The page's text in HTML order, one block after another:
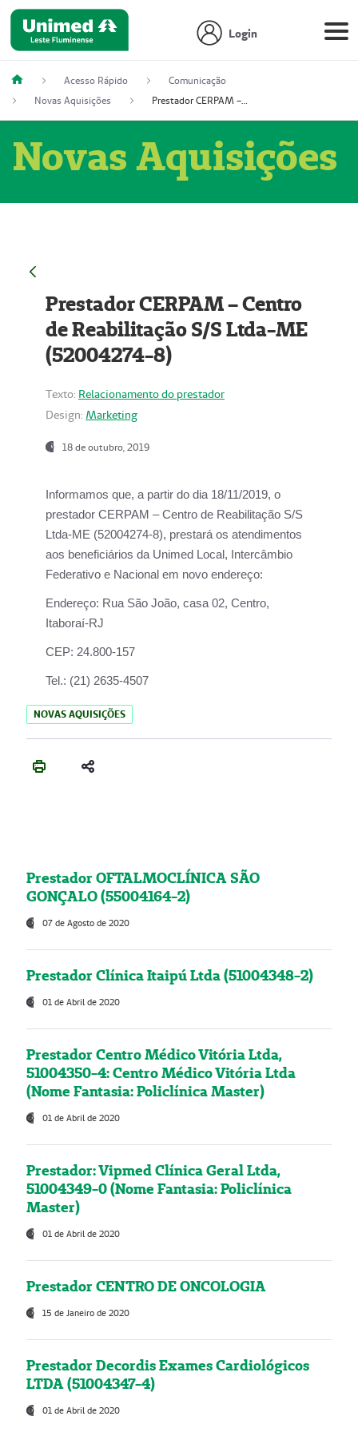
Login
Acesso Rápido
Comunicação
Novas Aquisições
Prestador CERPAM – Centro de Reabilitação S/S Ltda-ME (52004274-8)
Novas Aquisições
Prestador CERPAM – Centro
de Reabilitação S/S Ltda-ME
(52004274-8)
Texto: Relacionamento do prestador
Design: Marketing
18 de outubro, 2019
Informamos que, a partir do dia 18/11/2019, o
prestador CERPAM – Centro de Reabilitação S/S
Ltda-ME (52004274-8), prestará os atendimentos
aos beneficiários da Unimed Local, Intercâmbio
Federativo e Nacional em novo endereço:
Endereço: Rua São João, casa 02, Centro,
Itaboraí-RJ
CEP: 24.800-157
Tel.: (21) 2635-4507
NOVAS AQUISIÇÕES
Prestador OFTALMOCLÍNICA SÃO
GONÇALO (55004164-2)
07 de Agosto de 2020
Prestador Clínica Itaipú Ltda (51004348-2)
01 de Abril de 2020
Prestador Centro Médico Vitória Ltda,
51004350-4: Centro Médico Vitória Ltda
(Nome Fantasia: Policlínica Master)
01 de Abril de 2020
Prestador: Vipmed Clínica Geral Ltda,
51004349-0 (Nome Fantasia: Policlínica
Master)
01 de Abril de 2020
Prestador CENTRO DE ONCOLOGIA
15 de Janeiro de 2020
Prestador Decordis Exames Cardiológicos
LTDA (51004347-4)
01 de Abril de 2020